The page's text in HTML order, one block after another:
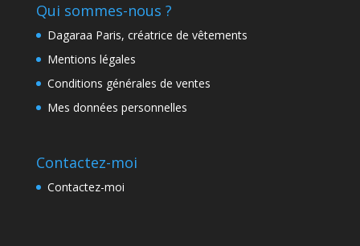
Qui sommes-nous ?
Dagaraa Paris, créatrice de vêtements
Mentions légales
Conditions générales de ventes
Mes données personnelles
Contactez-moi
Contactez-moi